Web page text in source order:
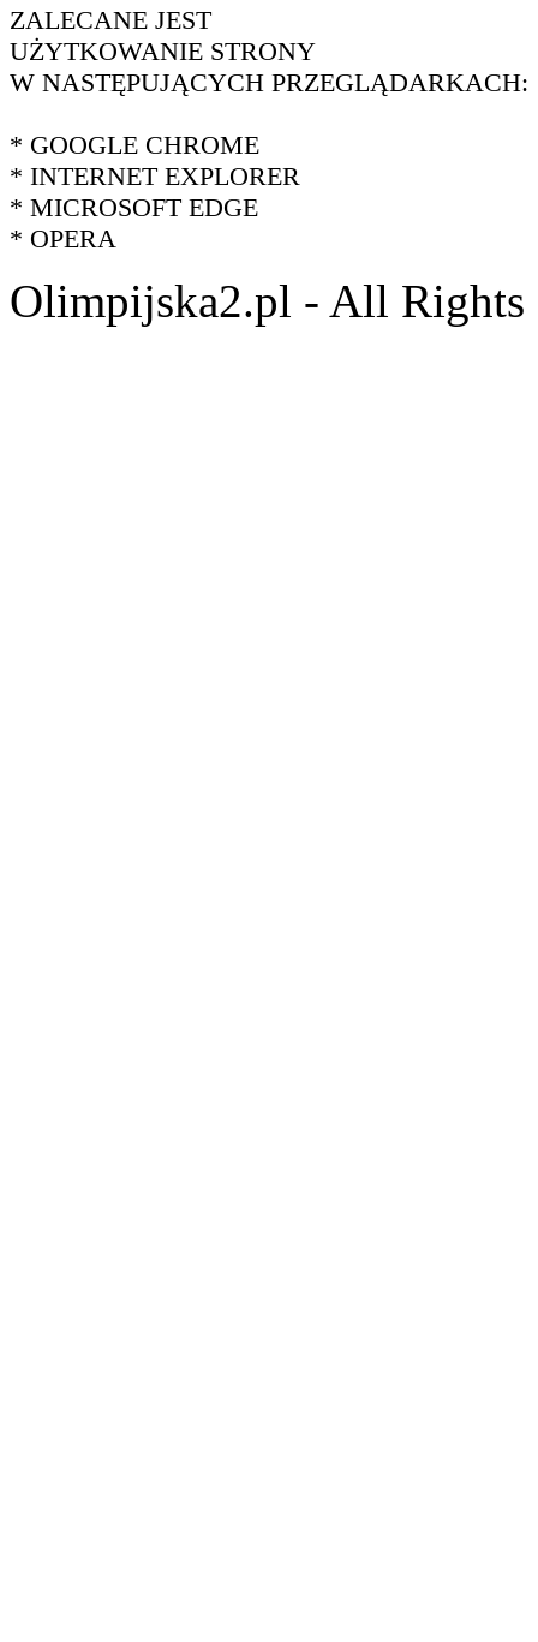
ZALECANE JEST
UŻYTKOWANIE STRONY
W NASTĘPUJĄCYCH PRZEGLĄDARKACH:
* GOOGLE CHROME
* INTERNET EXPLORER
* MICROSOFT EDGE
* OPERA
Olimpijska2.pl - All Rights